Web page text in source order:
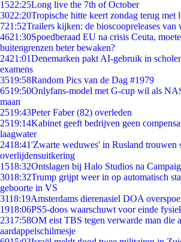
1522:25Long live the 7th of October
3022:20Tropische hitte keert zondag terug met
721:52Trailers kijken: de bioscoopreleases van
4621:30Spoedberaad EU na crisis Ceuta,
buitengrenzen beter bewaken?
2421:01Denemarken pakt AI-gebruik in
examens
3519:58Random Pics van de Dag #1979
6519:50Onlyfans-model met G-cup wil als
maan
2519:43Peter Faber (82) overleden
2519:14Kabinet geeft bedrijven geen
laagwater
2418:41'Zwarte weduwes' in Rusland trouwen
overlijdensuitkering
1518:32Ontslagen bij Halo Studios na
3018:32Trump grijpt weer in op automatisch
geboorte in VS
3118:19Amsterdams dierenasiel DOA
1918:06PS5-doos waarschuwt voor einde
2317:58OM eist TBS tegen verwarde man die
aardappelschilmesje